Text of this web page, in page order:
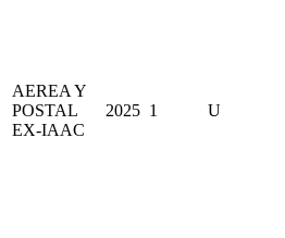
AEREA Y
POSTAL
EX-IAAC
2025 1 U